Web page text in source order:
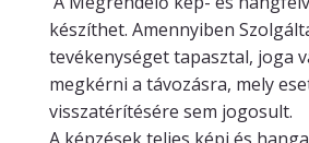
készíthet. Amennyiben
tevékenységet tapasztal, joga
megkérni a távozásra, mely
visszatérítésére sem jogosult.